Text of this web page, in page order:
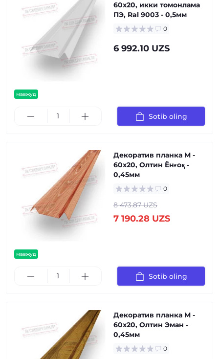
мавжуд
60х20, икки томонлама
ПЭ, Ral 9003 - 0,5мм
0
6 992.10 UZS
Sotib oling
мавжуд
Декоратив планка М -
60х20, Олтин Ёнғоқ -
0,45мм
0
8 473.87 UZS
7 190.28 UZS
Sotib oling
Декоратив планка М -
60х20, Олтин Эман -
0,45мм
0